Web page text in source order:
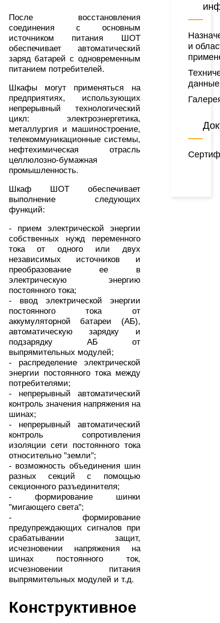
После восстановления
соединения с основным
источником питания ШОТ
обеспечивает автоматический
заряд батарей с одновременным
питанием потребителей.
Шкафы могут применяться на
предприятиях, использующих
непрерывный технологический
цикл: электроэнергетика,
металлургия и машиностроение,
телекоммуникационные системы,
нефтехимическая отрасль
целлюлозно-бумажная
промышленность.
Шкаф ШОТ обеспечивает
выполнение следующих
функций:
- прием электрической энергии
собственных нужд переменного
тока от одного или двух
независимых источников и
преобразование ее в
электрическую энергию
постоянного тока;
- ввод электрической энергии
постоянного тока от
аккумуляторной батареи (АБ),
автоматическую зарядку и
подзарядку АБ от
выпрямительных модулей;
- распределение электрической
энергии постоянного тока между
потребителями;
- непрерывный автоматический
контроль значения напряжения на
шинах;
- непрерывный автоматический
контроль сопротивления
изоляции сети постоянного тока
относительно "земли";
- возможность объединения шин
разных секций с помощью
секционного разъединителя;
- формирование шинки
"мигающего света";
- формирование
предупреждающих сигналов при
срабатывании защит,
исчезновении напряжения на
шинах постоянного ток,
исчезновении питания
выпрямительных модулей и т.д.
Конструктивное
и
данные